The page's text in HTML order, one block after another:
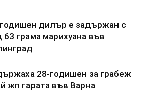
дилър е задържан с
63 грама марихуана във
28-годишен за грабеж
жп гарата във Варна